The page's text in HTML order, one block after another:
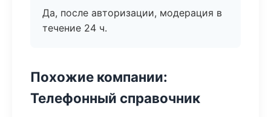
Да, после авторизации, модерация в
течение 24 ч.
Похожие компании:
Телефонный справочник